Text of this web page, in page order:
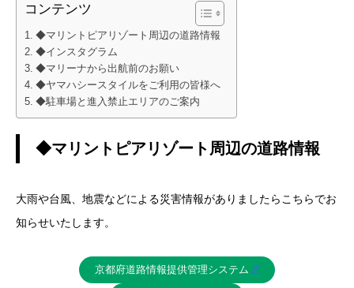
コンテンツ
◆マリントピアリゾート周辺の道路情報
◆インスタグラム
◆マリーナから出航前のお願い
◆ヤマハシースタイルをご利用の皆様へ
◆駐車場と進入禁止エリアのご案内
◆マリントピアリゾート周辺の道路情報
大雨や台風、地震などによる災害情報がありましたらこちらでお
知らせいたします。
京都府道路情報提供管理システム